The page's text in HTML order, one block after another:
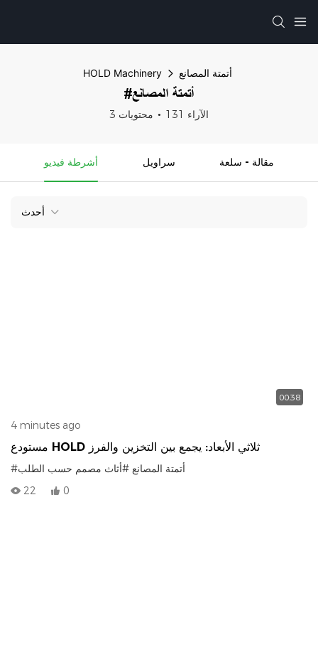
HOLD Machinery أتمتة المصانع
#أتمتة المصانع
3 محتويات 131 الآراء
أشرطة فيديو سراويل مقالة - سلعة
أحدث
00:38
4 minutes ago
مستودع HOLD ثلاثي الأبعاد: يجمع بين التخزين والفرز
#أتمتة المصانع #أثاث مصمم حسب الطلب
22
0